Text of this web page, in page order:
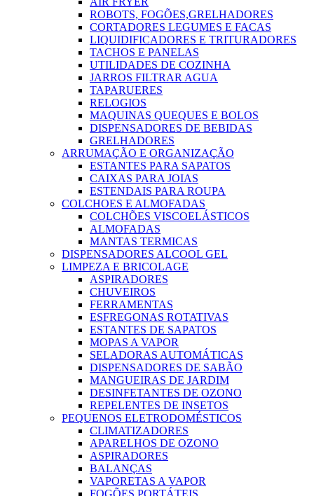
ROBOTS, FOGÕES,GRELHADORES
CORTADORES LEGUMES E FACAS
LIQUIDIFICADORES E TRITURADORES
TACHOS E PANELAS
UTILIDADES DE COZINHA
JARROS FILTRAR AGUA
TAPARUERES
RELOGIOS
MAQUINAS QUEQUES E BOLOS
DISPENSADORES DE BEBIDAS
GRELHADORES
ARRUMAÇÃO E ORGANIZAÇÃO
ESTANTES PARA SAPATOS
CAIXAS PARA JOIAS
ESTENDAIS PARA ROUPA
COLCHOES E ALMOFADAS
COLCHÕES VISCOELÁSTICOS
ALMOFADAS
MANTAS TERMICAS
DISPENSADORES ALCOOL GEL
LIMPEZA E BRICOLAGE
ASPIRADORES
CHUVEIROS
FERRAMENTAS
ESFREGONAS ROTATIVAS
ESTANTES DE SAPATOS
MOPAS A VAPOR
SELADORAS AUTOMÁTICAS
DISPENSADORES DE SABÃO
MANGUEIRAS DE JARDIM
DESINFETANTES DE OZONO
REPELENTES DE INSETOS
PEQUENOS ELETRODOMÉSTICOS
CLIMATIZADORES
APARELHOS DE OZONO
ASPIRADORES
BALANÇAS
VAPORETAS A VAPOR
FOGÕES PORTÁTEIS